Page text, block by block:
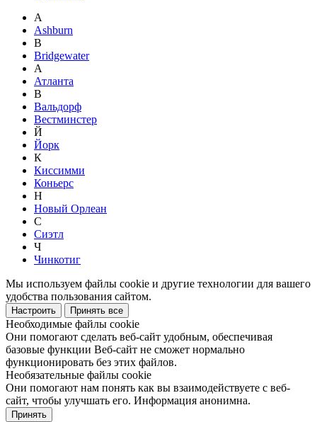
A
Ashburn
B
Bridgewater
А
Атланта
В
Вальдорф
Вестминстер
Й
Йорк
К
Киссимми
Коньерс
Н
Новый Орлеан
С
Сиэтл
Ч
Чинкотиг
Мы используем файлы cookie и другие технологии для вашего
удобства пользования сайтом.
Настроить Принять все
Необходимые файлы cookie
Они помогают сделать веб-сайт удобным, обеспечивая
базовые функции Веб-сайт не сможет нормально
функционировать без этих файлов.
Необязательные файлы cookie
Они помогают нам понять как вы взаимодействуете с веб-
сайт, чтобы улучшать его. Информация анонимна.
Принять